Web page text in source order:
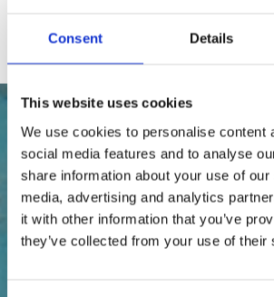
Consent Details
This website uses cookies
We use cookies to personalise content
social media features and to analyse
share information about your use of
media, advertising and analytics
it with other information that you’ve
they’ve collected from your use of their